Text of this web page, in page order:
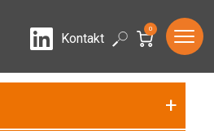
LinkedIn
Kontakt Search
0
+